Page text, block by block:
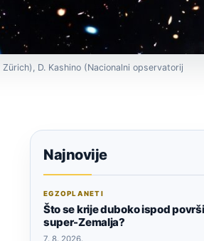
D. Kashino (Nacionalni opservatorij
Najnovije
EGZOPLANETI
Što se krije duboko ispod
super-Zemalja?
7. 8. 2026.